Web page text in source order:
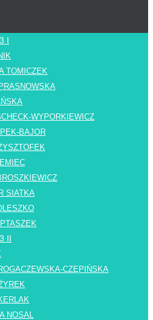
I
TOMICZEK
WYPORKIEWICZ
BAJOR
SIATKA
II
CZĘPIŃSKA
NOSAL